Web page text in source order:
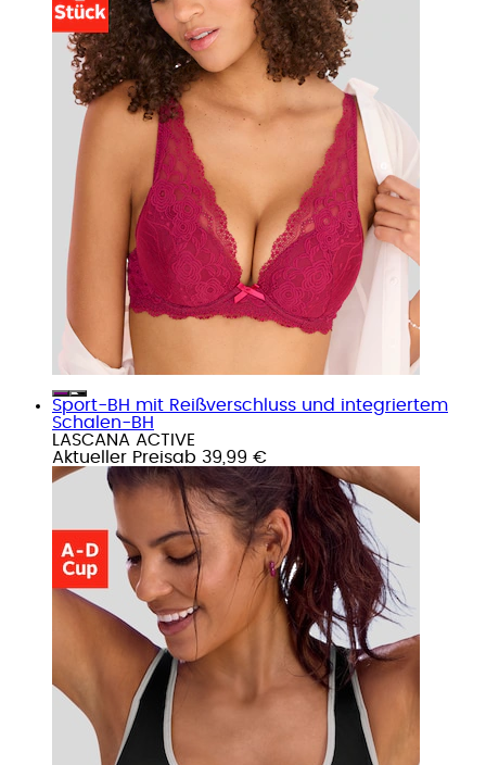
Sport-BH mit Reißverschluss und integriertem
Schalen-BH
LASCANA ACTIVE
Aktueller Preisab 39,99 €